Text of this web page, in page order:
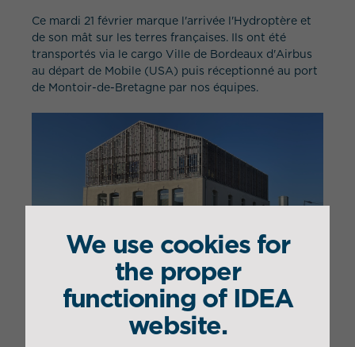
Ce mardi 21 février marque l'arrivée l'Hydroptère et
de son mât sur les terres françaises. Ils ont été
transportés via le cargo Ville de Bordeaux d'Airbus
au départ de Mobile (USA) puis réceptionné au port
de Montoir-de-Bretagne par nos équipes.
We use cookies for
the proper
functioning of IDEA
website.